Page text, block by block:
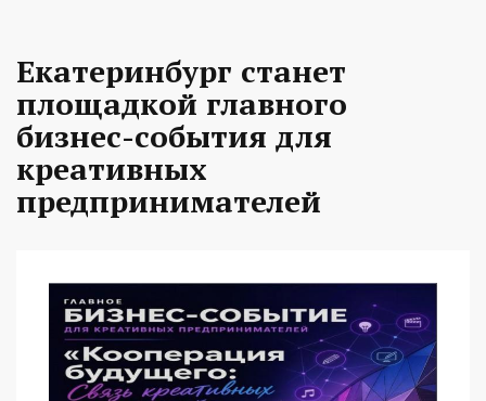
Екатеринбург станет
площадкой главного
бизнес-события для
креативных
предпринимателей